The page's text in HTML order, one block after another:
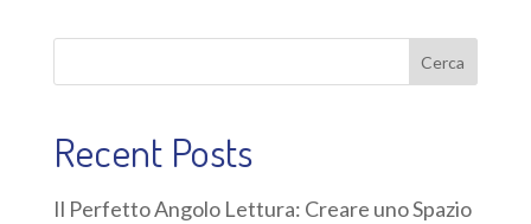
Cerca
Recent Posts
Il Perfetto Angolo Lettura: Creare uno Spazio